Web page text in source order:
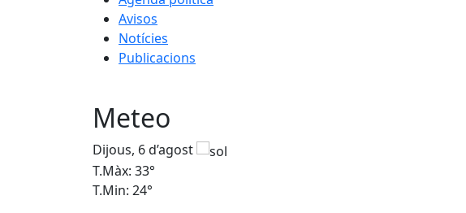
Avisos
Notícies
Publicacions
Meteo
Dijous, 6 d’agost
T.Màx: 33°
T.Min: 24°